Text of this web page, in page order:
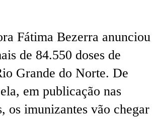
Fátima Bezerra anunciou
de 84.550 doses de
Grande do Norte. De
em publicação nas
os imunizantes vão chegar